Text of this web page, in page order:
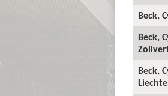
Beck,
Beck,
Beck,